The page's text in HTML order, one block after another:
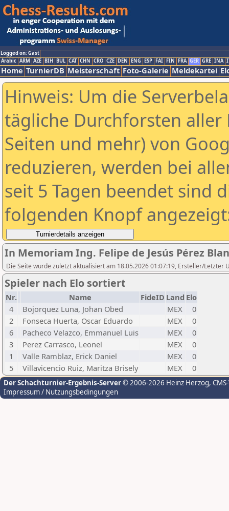
Logged on: Gast
Arabic ARM AZE BIH BUL CAT CHN CRO CZE DEN ENG ESP FAI FIN FRA GER GRE INA
Home TurnierDB Meisterschaft Foto-Galerie Meldekartei
Hinweis: Um die
tägliche Durchforsten aller
Seiten und mehr) von
reduzieren, werden bei
seit 5 Tagen beendet sind
folgenden Knopf
In Memoriam Ing. Felipe de Jesús Pérez
Die Seite wurde zuletzt aktualisiert am 18.05.2026 01:07:19, Ersteller/Letzter
Spieler nach Elo sortiert
Nr. Name FideID Land Elo
4
Bojorquez Luna, Johan Obed MEX
0
2
Fonseca Huerta, Oscar Eduardo MEX
0
6
Pacheco Velazco, Emmanuel Luis MEX
0
3
Perez Carrasco, Leonel MEX
0
1
Valle Ramblaz, Erick Daniel MEX
0
5
Villavicencio Ruiz, Maritza Brisely MEX 0
Der Schachturnier-Ergebnis-Server© 2006-2026 Heinz Herzog,
Impressum / Nutzungsbedingungen